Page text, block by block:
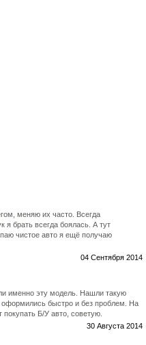
меняю их часто. Всегда
я брать всегда боялась. А тут
чистое авто я ещё получаю
04 Сентября 2014
именно эту модель. Нашли такую
оформились быстро и без проблем. На
Б/У авто, советую.
30 Августа 2014